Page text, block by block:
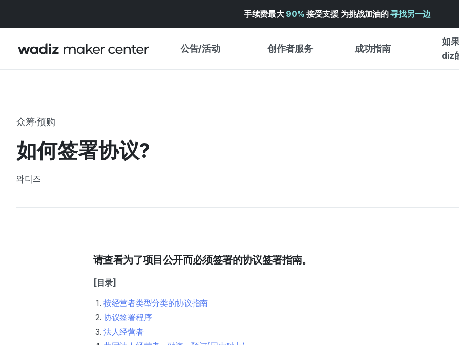
手续费最大 90% 接受支援 为挑战加油的寻找另一边
公告/活动 创作者服务 成功指南
如
diz
创作型
众筹·预购
如何签署协议?
와디즈
请查看为了项目公开而必须签署的协议签署指南。
[目录]
按经营者类型分类的协议指南
协议签署程序
法人经营者